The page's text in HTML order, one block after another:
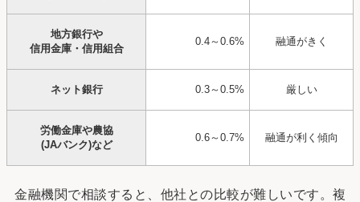
地方銀行や
信用金庫・信用組合
0.4～0.6% 融通がきく
ネット銀行 0.3～0.5% 厳しい
労働金庫や農協
(JAバンク)など
0.6～0.7% 融通が利く傾向
金融機関で相談すると、他社との比較が難しいです。複